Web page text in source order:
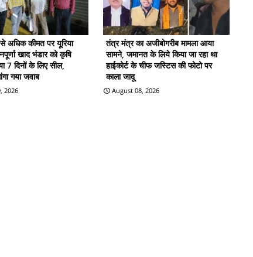
से अधिक कीमत पर यूरिया
खाद भंडार को कृषि
7 दिनों के लिए सील,
गया जवाब
2026
तंत्र मंत्र का अजीबोगरीब मामला आया
सामने, जमानत के लिये किया जा रहा था
हाईकोर्ट के चीफ जस्टिस की फोटो पर
काला जादू
August 08, 2026